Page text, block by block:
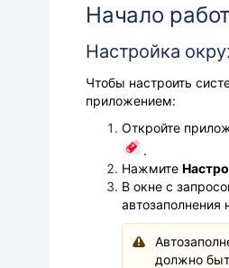
Начало
Настройка
Чтобы настроить
приложением:
Откройте
.
Нажмите
В окне с
автозаполнения
должно